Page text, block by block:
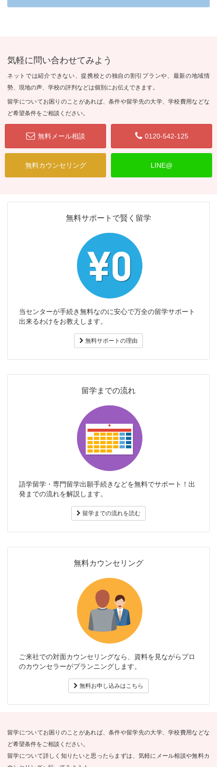
気軽に問い合わせてみよう
ネットでは紹介できない、提携校との独自の割引プランや、最新の地域情
勢、現地の声、学校の評判などは個別にお伝えできます。
留学についてお困りのことがあれば、条件や留学先の大学、学校費用などな
ど希望条件をご相談ください。
無料メール相談 0120-542-125
無料カウンセリング LINE@
無料サポートで賢く留学
当センターが手続き無料なのに安心で万全の留学サポート
出来るわけをお教えします。
無料サポートの理由
留学までの流れ
語学留学・専門留学出願手続きなどを無料でサポート！出
発までの流れを解説します。
留学までの流れを読む
無料カウンセリング
ご来社での対面カウンセリングなら、資料を見ながらプロ
のカウンセラーがプランニングします。
無料お申し込みはこちら
留学についてお困りのことがあれば、条件や留学先の大学、学校費用などな
ど希望条件をご相談ください。
留学について詳しく知りたいと思ったらまずは、気軽にメール相談や無料カ